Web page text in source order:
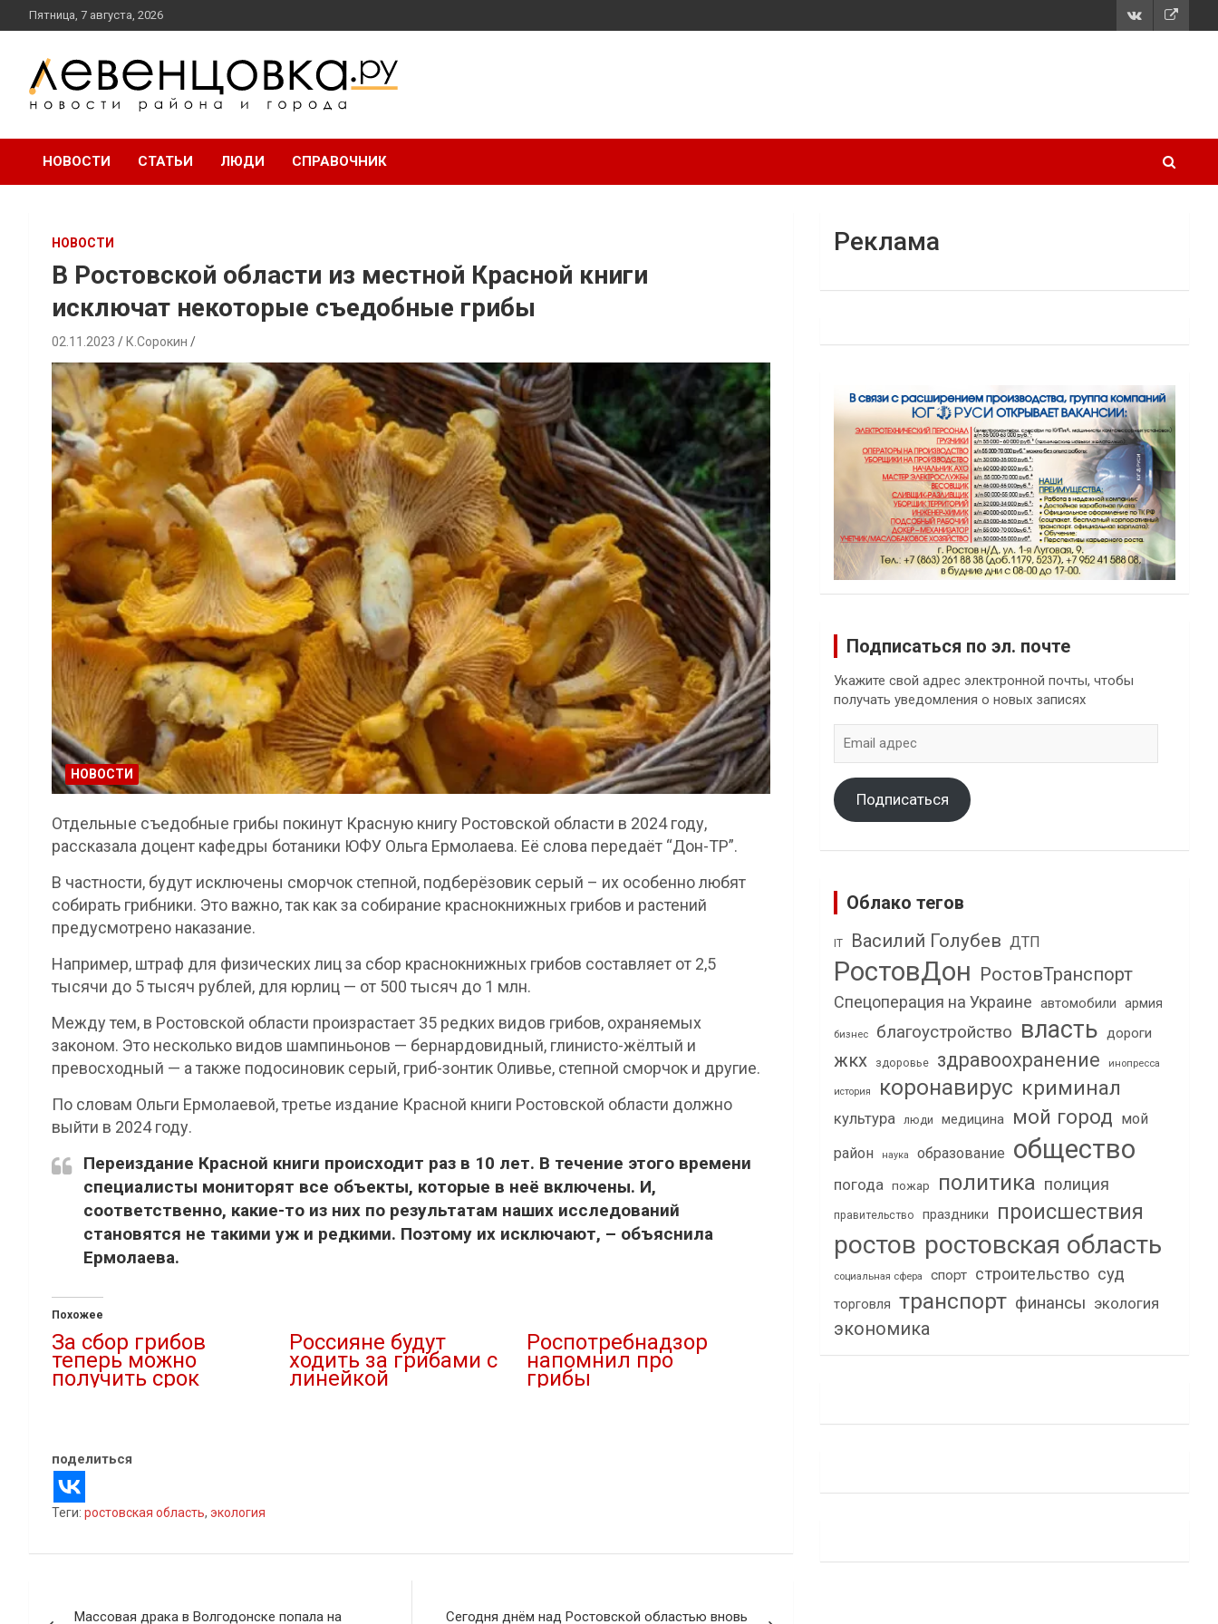
перейти
к
Пятница, 7 августа, 2026
Левенцовка Ру
НОВОСТИ СТАТЬИ ЛЮДИ СПРАВОЧНИК
НОВОСТИ
В Ростовской области из местной Красной книги
исключат некоторые съедобные грибы
02.11.2023 К.Сорокин
НОВОСТИ
Отдельные съедобные грибы покинут Красную книгу Ростовской области в 2024 году,
рассказала доцент кафедры ботаники ЮФУ Ольга Ермолаева. Её слова передаёт “Дон-ТР”.
В частности, будут исключены сморчок степной, подберёзовик серый – их особенно любят
собирать грибники. Это важно, так как за собирание краснокнижных грибов и растений
предусмотрено наказание.
Например, штраф для физических лиц за сбор краснокнижных грибов составляет от 2,5
тысячи до 5 тысяч рублей, для юрлиц — от 500 тысяч до 1 млн.
Между тем, в Ростовской области произрастает 35 редких видов грибов, охраняемых
законом. Это несколько видов шампиньонов — бернардовидный, глинисто-жёлтый и
превосходный — а также подосиновик серый, гриб-зонтик Оливье, степной сморчок и другие.
По словам Ольги Ермолаевой, третье издание Красной книги Ростовской области должно
выйти в 2024 году.
Переиздание Красной книги происходит раз в 10 лет. В течение этого времени
специалисты мониторят все объекты, которые в неё включены. И,
соответственно, какие-то из них по результатам наших исследований
становятся не такими уж и редкими. Поэтому их исключают, – объяснила
Ермолаева.
Похожее
За сбор грибов
теперь можно
получить срок
Россияне будут
ходить за грибами с
линейкой
Роспотребнадзор
напомнил про
грибы
поделиться
Теги: ростовская область, экология
Массовая драка в Волгодонске попала на
Сегодня днём над Ростовской областью вновь
Реклама
Подписаться по эл. почте
Укажите свой адрес электронной почты, чтобы
получать уведомления о новых записях
адрес
Подписаться
Облако тегов
IT Василий Голубев ДТП
РостовДон РостовТранспорт
Спецоперация на Украине автомобили армия
бизнес благоустройство власть дороги
жкх здоровье здравоохранение инопресса
история коронавирус криминал
культура люди медицина мой город мой
район
наука образование общество
погода пожар политика полиция
правительство праздники происшествия
ростов ростовская область
социальная сфера спорт строительство суд
торговля транспорт финансы экология
экономика